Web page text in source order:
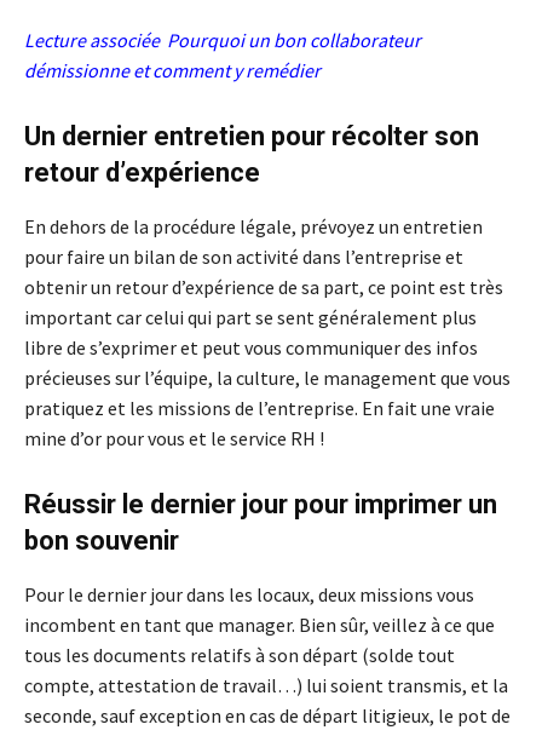
Lecture associée Pourquoi un bon collaborateur
démissionne et comment y remédier
Un dernier entretien pour récolter son
retour d’expérience
En dehors de la procédure légale, prévoyez un entretien
pour faire un bilan de son activité dans l’entreprise et
obtenir un retour d’expérience de sa part, ce point est très
important car celui qui part se sent généralement plus
libre de s’exprimer et peut vous communiquer des infos
précieuses sur l’équipe, la culture, le management que vous
pratiquez et les missions de l’entreprise. En fait une vraie
mine d’or pour vous et le service RH !
Réussir le dernier jour pour imprimer un
bon souvenir
Pour le dernier jour dans les locaux, deux missions vous
incombent en tant que manager. Bien sûr, veillez à ce que
tous les documents relatifs à son départ (solde tout
compte, attestation de travail…) lui soient transmis, et la
seconde, sauf exception en cas de départ litigieux, le pot de